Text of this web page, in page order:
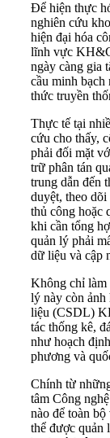
Để hiện thực
nghiên cứu
hiện đại hóa
lĩnh vực
ngày càng gia
cầu minh bạch
thức truyền
Thực tế tại
cứu cho thấy,
phải đối mặt
trữ phân tán
trung dẫn đến
duyệt, theo
thủ công hoặc
khi cần tổng
quản lý phải
dữ liệu và cập
Không chỉ làm
lý này còn ảnh
liệu (CSDL)
tác thống kê,
như hoạch
phương và
Chính từ
tâm Công
nào để toàn
thể được quản